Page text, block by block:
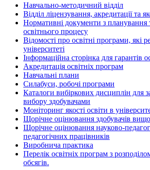
Навчально-методичний відділ
Відділ ліцензування, акредитації та
Нормативні документи з планування
освітнього процесу
Відомості про освітні програми, які
університеті
Інформаційна сторінка для гарантів
Акредитація освітніх програм
Навчальні плани
Силабуси, робочі програми
Каталоги вибіркових дисциплін для
вибору здобувачами
Моніторинг якості освіти в
Щорічне оцінювання здобувачів
Щорічне оцінювання науково-
педагогічних працівників
Виробнича практика
Перелік освітніх програм з
oбсягів.